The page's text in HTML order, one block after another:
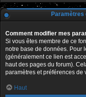
Paramètres
Comment modifier mes
Si vous êtes membre de ce
notre base de données. Pour
(généralement ce lien est
haut des pages du forum).
paramètres et préférences de
Haut